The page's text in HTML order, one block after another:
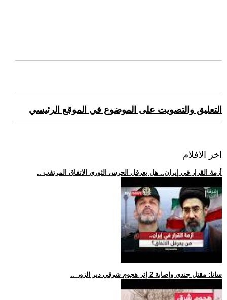
التعليق والتصويت على الموضوع في الموقع الرئيسي
اخر الافلام
.. أزمة القرار في إيران.. هل يعرقل الحرس الثوري الاتفاق المرتقب
.. سانا: مقتل جندي وإصابة 2 إثر هجوم شرقي دير الزور